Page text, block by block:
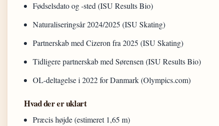
Fødselsdato og -sted (ISU Results Bio)
Naturaliseringsår 2024/2025 (ISU Skating)
Partnerskab med Cizeron fra 2025 (ISU Skating)
Tidligere partnerskab med Sørensen (ISU Results Bio)
OL-deltagelse i 2022 for Danmark (Olympics.com)
Hvad der er uklart
Præcis højde (estimeret 1,65 m)